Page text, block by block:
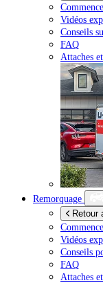
Vidéos
Conseils
FAQ
Attaches
Remorquage
Retour
Vidéos
Conseils
FAQ
Attaches